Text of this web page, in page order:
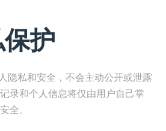
护
隐私和安全，不会主动公开或泄露
录和个人信息将仅由用户自己掌
全。